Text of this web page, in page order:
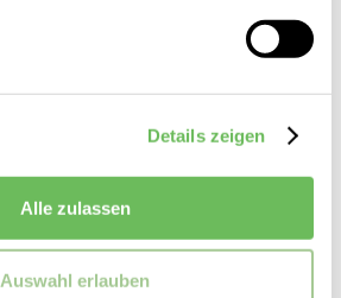
Details zeigen
Alle zulassen
Auswahl erlauben